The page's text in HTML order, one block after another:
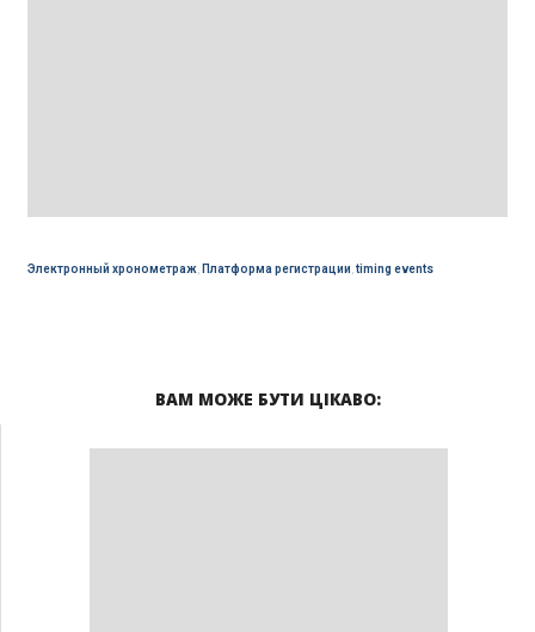
Электронный хронометраж, Платформа регистрации,timing events
ВАМ МОЖЕ БУТИ ЦІКАВО: